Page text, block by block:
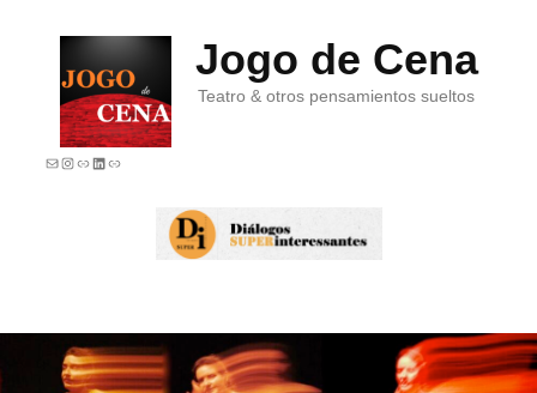
Jogo de Cena
Teatro & otros pensamientos sueltos
E-mailInstagram
LinkLinkedIn
Link